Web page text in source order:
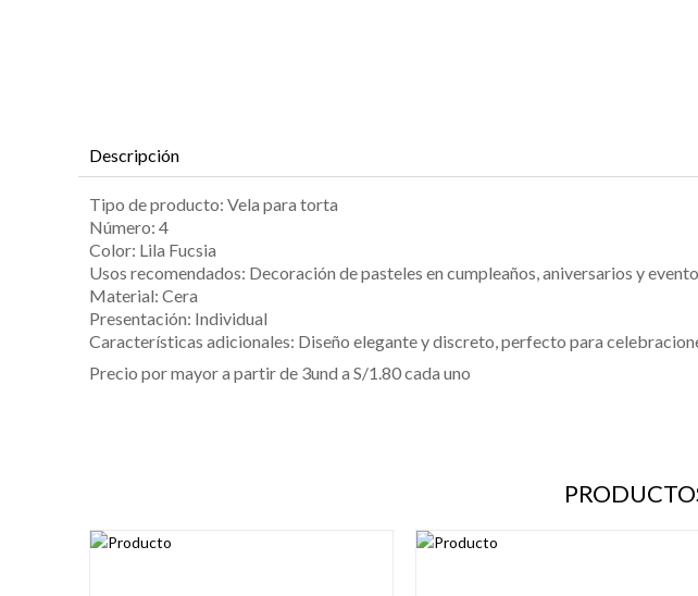
Descripción
Tipo de producto: Vela para torta
Número: 4
Color: Lila Fucsia
Usos recomendados: Decoración de pasteles en cumpleaños, aniversarios y
Material: Cera
Presentación: Individual
Características adicionales: Diseño elegante y discreto, perfecto para
Precio por mayor a partir de 3und a S/1.80 cada uno